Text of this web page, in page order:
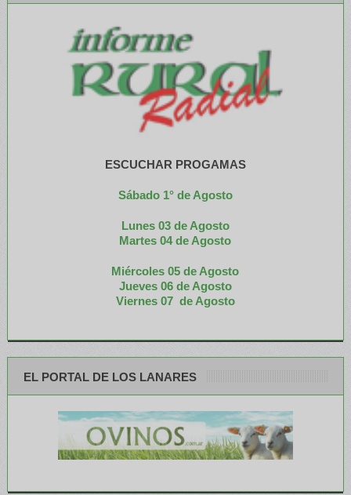
ESCUCHAR PROGAMAS
Sábado 1° de Agosto
Lunes 03 de Agosto
Martes 04 de Agosto
Miércoles 05 de Agosto
Jueves 06 de Agosto
Viernes 07 de Agosto
EL PORTAL DE LOS LANARES